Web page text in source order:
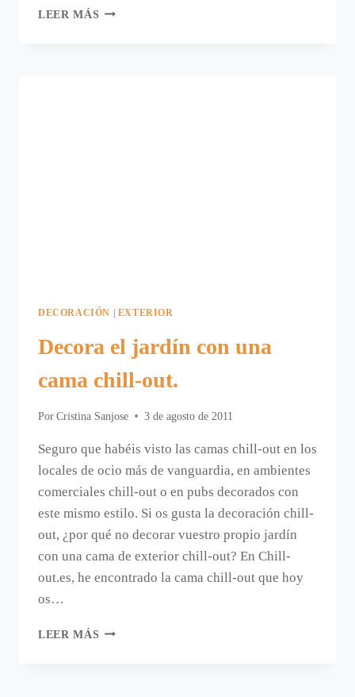
LEER MÁS FIAKA,
DECORACIÓN EXTERIOR
Decora el jardín con una
cama chill-out.
Por Cristina Sanjose 3 de agosto de 2011
Seguro que habéis visto las camas chill-out en los
locales de ocio más de vanguardia, en ambientes
comerciales chill-out o en pubs decorados con
este mismo estilo. Si os gusta la decoración chill-
out, ¿por qué no decorar vuestro propio jardín
con una cama de exterior chill-out? En Chill-
out.es, he encontrado la cama chill-out que hoy
os…
LEER MÁS DECORA